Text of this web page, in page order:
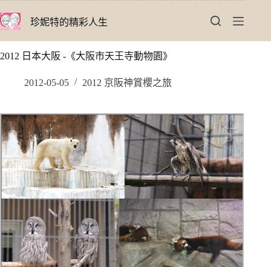
至
要
珍妮特的精彩人生
2012 日本大阪 -《大阪市天王寺動物園》
2012-05-05 2012 京阪神賞櫻之旅